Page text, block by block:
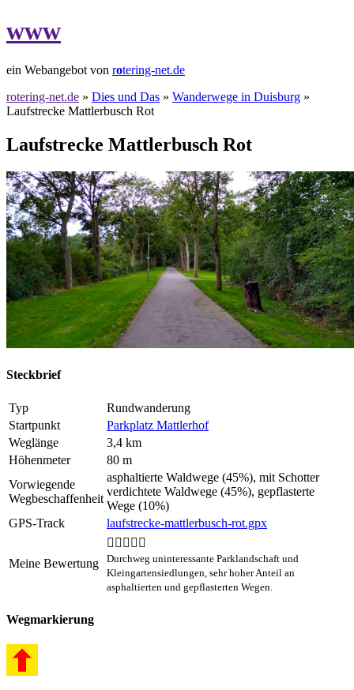
www
ein Webangebot von rotering-net.de
rotering-net.de » Dies und Das » Wanderwege in Duisburg »
Laufstrecke Mattlerbusch Rot
Laufstrecke Mattlerbusch Rot
Steckbrief
Typ
Rundwanderung
Startpunkt
Parkplatz Mattlerhof
Weglänge
3,4 km
Höhenmeter
80 m
Vorwiegende
Wegbeschaffenheit
asphaltierte Waldwege (45%), mit Schotter
verdichtete Waldwege (45%), gepflasterte
Wege (10%)
GPS-Track
laufstrecke-mattlerbusch-rot.gpx
Meine Bewertung
 
Durchweg uninteressante Parklandschaft und
Kleingartensiedlungen, sehr hoher Anteil an
asphaltierten und gepflasterten Wegen.
Wegmarkierung